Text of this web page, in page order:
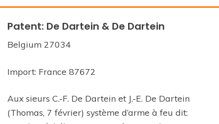
C&RSENAL
Patent: De Dartein & De Dartein
Belgium 27034
Import: France 87672
Aux sieurs C.-F. De Dartein et J.-E. De Dartein
(Thomas, 7 février) système d’arme à feu dit: